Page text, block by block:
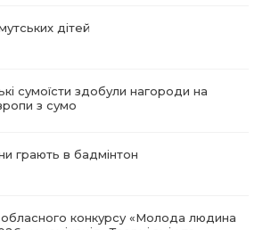
дітей
сумоїсти здобули нагороди на
з сумо
грають в бадмінтон
конкурсу «Молода людина